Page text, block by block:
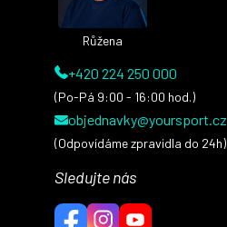
Růžena
+420 224 250 000
(Po-Pá 9:00 - 16:00 hod.)
objednavky@yoursport.cz
(Odpovídáme zpravidla do 24h)
Sledujte nás